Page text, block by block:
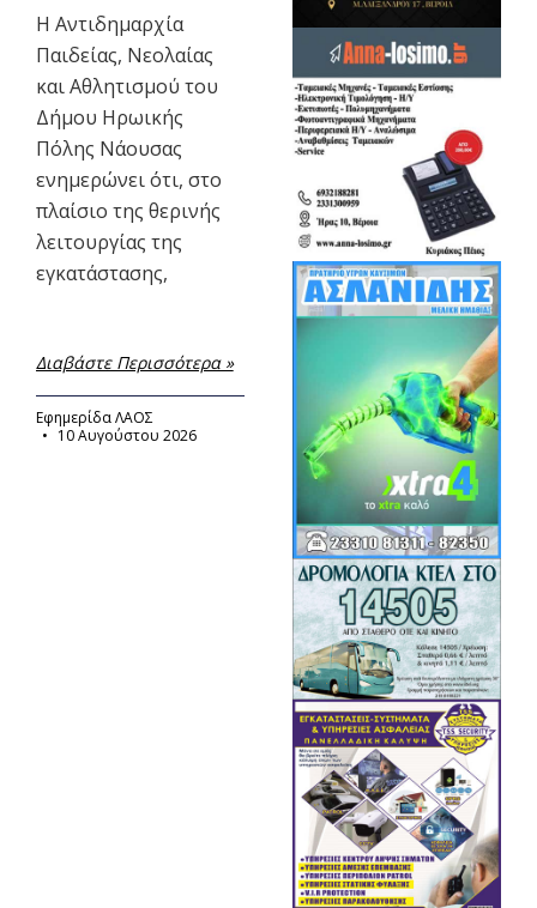
Η Αντιδημαρχία
Παιδείας, Νεολαίας
και Αθλητισμού του
Δήμου Ηρωικής
Πόλης Νάουσας
ενημερώνει ότι, στο
πλαίσιο της θερινής
λειτουργίας της
εγκατάστασης,
Διαβάστε Περισσότερα »
Εφημερίδα ΛΑΟΣ
10 Αυγούστου 2026